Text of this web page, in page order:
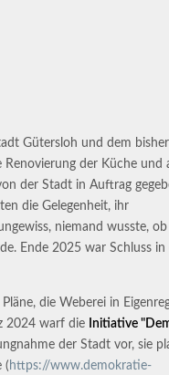
Gütersloh und dem
Renovierung der Küche und
der Stadt in Auftrag
die Gelegenheit, ihr
niemand wusste, ob
Ende 2025 war Schluss in
die Weberei in
2024 warf die
Initiative
der Stadt vor, sie
( https://www.demokratie-